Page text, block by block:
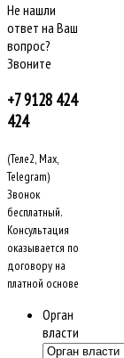
Не нашли
ответ на Ваш
вопрос?
Звоните
+7 9128 424
424
(Теле2, Max,
Telegram)
Звонок
бесплатный.
Консультация
оказывается по
договору на
платной основе
Орган
власти